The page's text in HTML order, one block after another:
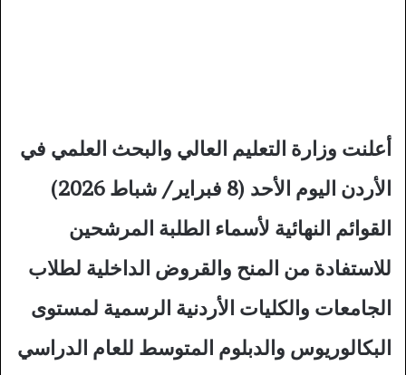
أعلنت وزارة التعليم العالي والبحث العلمي في
الأردن اليوم الأحد (8 فبراير/ شباط 2026)
القوائم النهائية لأسماء الطلبة المرشحين
للاستفادة من المنح والقروض الداخلية لطلاب
الجامعات والكليات الأردنية الرسمية لمستوى
البكالوريوس والدبلوم المتوسط للعام الدراسي